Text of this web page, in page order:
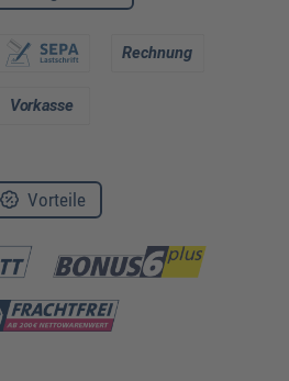
Vorteile